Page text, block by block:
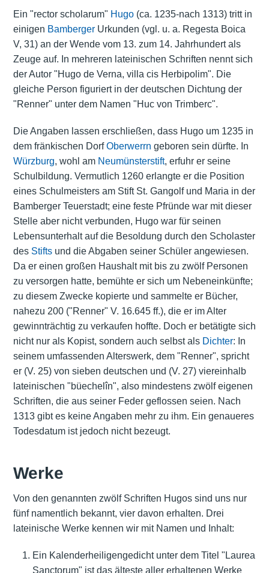
Ein "rector scholarum" Hugo(ca. 1235-nach 1313) tritt in
einigen BambergerUrkunden (vgl. u. a. Regesta Boica
V, 31) an der Wende vom 13. zum 14. Jahrhundert als
Zeuge auf. In mehreren lateinischen Schriften nennt sich
der Autor "Hugo de Verna, villa cis Herbipolim". Die
gleiche Person figuriert in der deutschen Dichtung der
"Renner" unter dem Namen "Huc von Trimberc".
Die Angaben lassen erschließen, dass Hugo um 1235 in
dem fränkischen DorfOberwerrn geboren sein dürfte. In
Würzburg, wohl am Neumünsterstift, erfuhr er seine
Schulbildung. Vermutlich 1260 erlangte er die Position
eines Schulmeistersam Stift St. Gangolf und Maria in der
Bamberger Teuerstadt; eine feste Pfründe war mit dieser
Stelle aber nicht verbunden, Hugo war für seinen
Lebensunterhalt auf die Besoldung durch den Scholaster
des Stiftsund die Abgaben seiner Schüler angewiesen.
Da er einen großen Haushalt mit bis zu zwölf Personen
zu versorgen hatte, bemühte er sich um Nebeneinkünfte;
zu diesem Zwecke kopierte und sammelte er Bücher,
nahezu 200 ("Renner" V. 16.645 ff.), die er im Alter
gewinnträchtig zu verkaufen hoffte. Doch er betätigte sich
nicht nur als Kopist, sondern auch selbst als Dichter: In
seinem umfassenden Alterswerk, dem "Renner", spricht
er (V. 25) von sieben deutschen und (V. 27) viereinhalb
lateinischen "büechelîn", also mindestens zwölf eigenen
Schriften, die aus seiner Feder geflossen seien. Nach
1313 gibt es keine Angaben mehr zu ihm. Ein genaueres
Todesdatum ist jedoch nicht bezeugt.
Werke
Von den genannten zwölf Schriften Hugos sind uns nur
fünf namentlich bekannt, vier davon erhalten. Drei
lateinische Werke kennen wir mit Namen und Inhalt:
Ein Kalenderheiligengedicht unter dem Titel "Laurea
Sanctorum" ist das älteste aller erhaltenen Werke